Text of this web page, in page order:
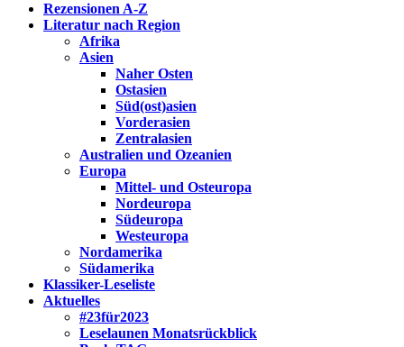
Rezensionen A-Z
Literatur nach Region
Afrika
Asien
Naher Osten
Ostasien
Süd(ost)asien
Vorderasien
Zentralasien
Australien und Ozeanien
Europa
Mittel- und Osteuropa
Nordeuropa
Südeuropa
Westeuropa
Nordamerika
Südamerika
Klassiker-Leseliste
Aktuelles
#23für2023
Leselaunen Monatsrückblick